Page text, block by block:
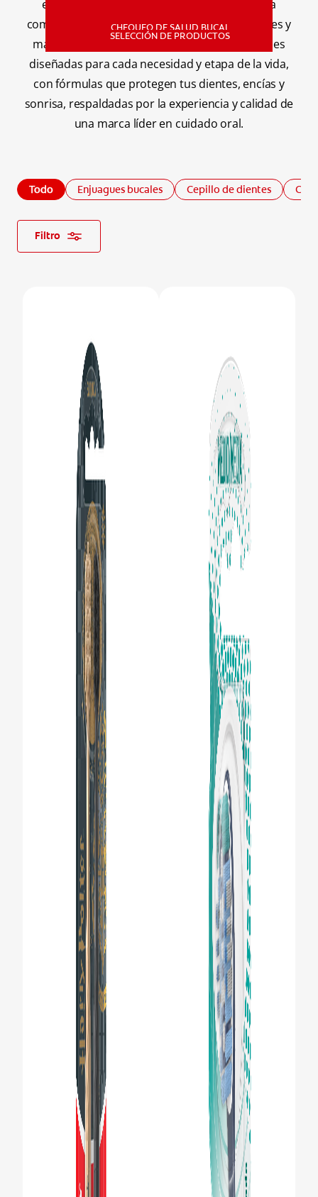
MISIÓN
CHEQUEO DE SALUD BUCAL
SELECCIÓN DE PRODUCTOS
CUPONES
CHEQUEO DE SALUD BUCAL
SELECCIÓN DE PRODUCTOS
especializadas como el
para
combatir bacterias, reducir placa, prevenir caries y
mantener un aliento fresco. Encuentra opciones
diseñadas para cada necesidad y etapa de la vida,
con fórmulas que protegen tus dientes, encías y
sonrisa, respaldadas por la experiencia y calidad de
una marca líder en cuidado oral.
Todo Enjuagues bucales Cepillo de dientes
Filtro